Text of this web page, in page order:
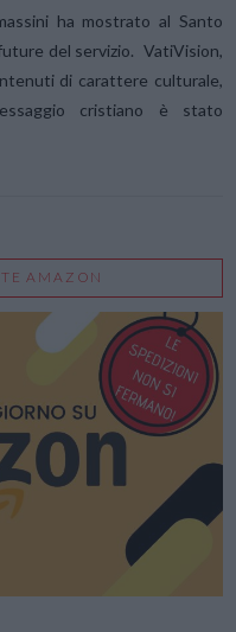
ha mostrato al Santo
del servizio. VatiVision,
di carattere culturale,
cristiano è stato
AMAZON